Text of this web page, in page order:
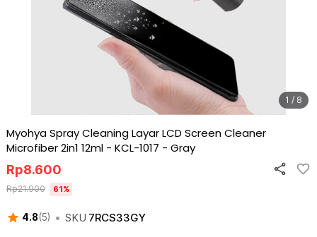
1 / 8
Myohya Spray Cleaning Layar LCD Screen Cleaner
Microfiber 2in1 12ml - KCL-1017 - Gray
4.8(5) • SKU 7RCS33GY
Rp8.600
Rp21.900 61%